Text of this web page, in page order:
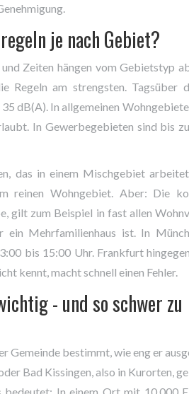
je nach Gebiet?
Zeiten hängen vom Gebietstyp
Regeln am strengsten. Tagsüber
dB(A). In allgemeinen
In Gewerbegebieten sind bis
das in einem Mischgebiet
reinen Wohngebiet. Aber: Die
gilt zum Beispiel in fast allen
Mehrfamilienhaus ist. In
bis 15:00 Uhr. Frankfurt
kennt, macht schnell einen Fehler.
- und so schwer zu
Gemeinde bestimmt, wie eng er
Bad Kissingen, also in Kurorten,
In einem Ort mit 10.000